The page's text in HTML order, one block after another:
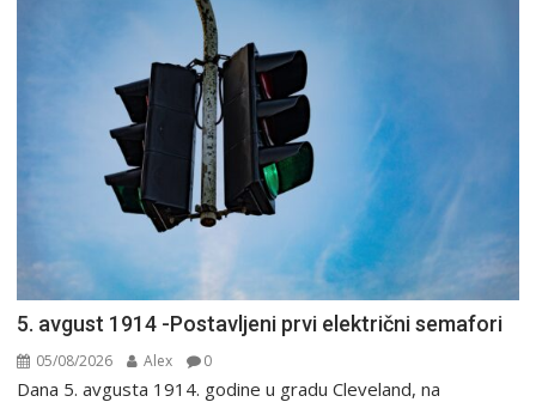
5. avgust 1914 -Postavljeni prvi električni semafori
05/08/2026 Alex 0
Dana 5. avgusta 1914. godine u gradu Cleveland, na